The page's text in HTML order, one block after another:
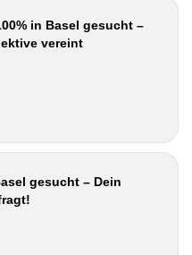
in Basel gesucht –
vereint
gesucht – Dein